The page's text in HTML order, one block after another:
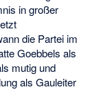
in großer
die Partei im
Goebbels als
mutig und
als Gauleiter